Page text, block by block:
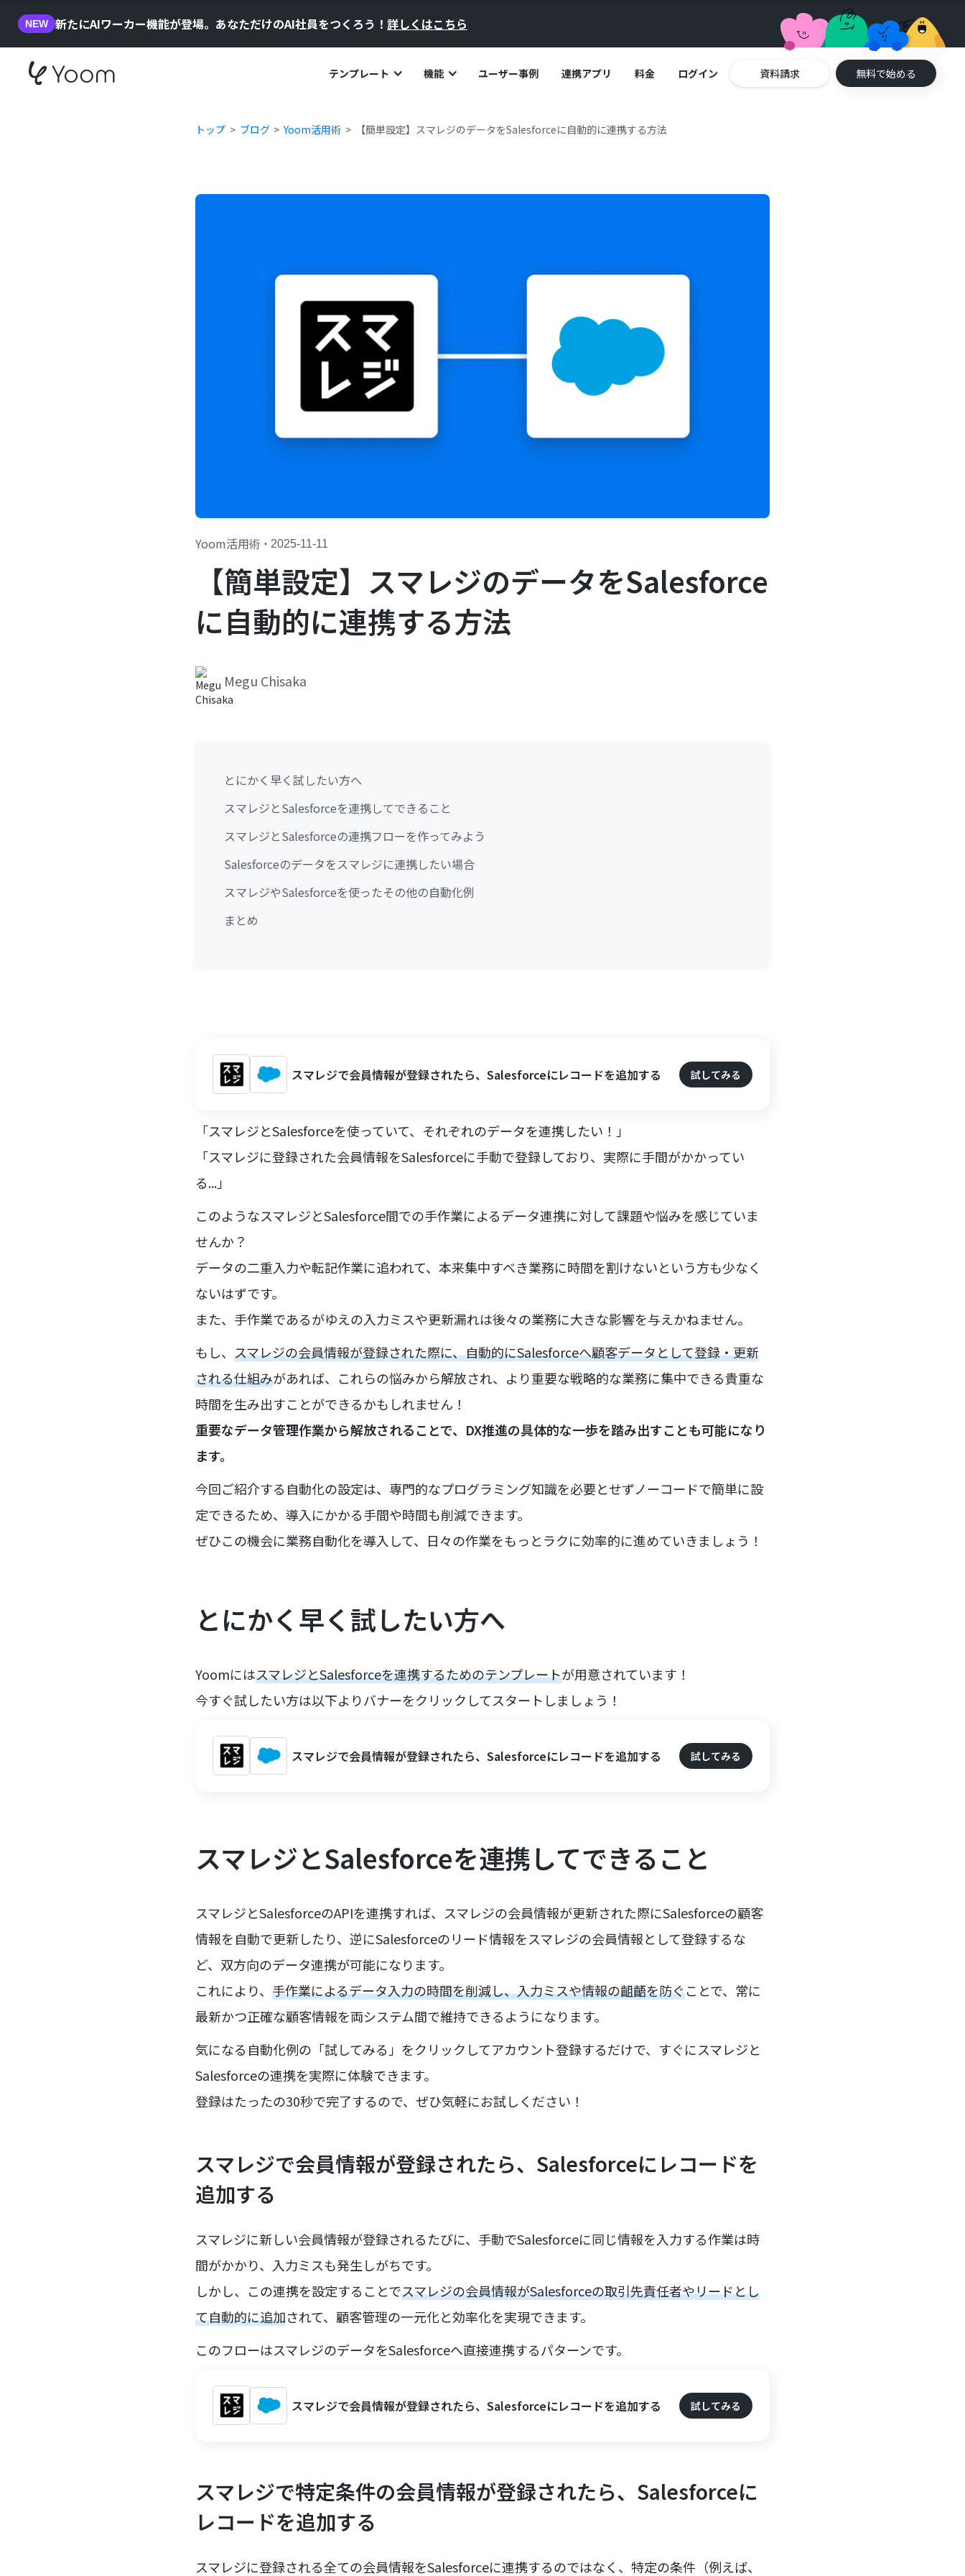
NEW 新たにAIワーカー機能が登場。あなただけのAI社員をつくろう！ 詳しくはこちら
テンプレート 機能 ユーザー事例 連携アプリ 料金 ログイン 資料請求 無料で始める
トップ ブログ Yoom活用術 【簡単設定】スマレジのデータをSalesforceに自動的に連携する方法
Yoom活用術 ・ 2025-11-11
【簡単設定】スマレジのデータをSalesforce
に自動的に連携する方法
Megu Chisaka
とにかく早く試したい方へ
スマレジとSalesforceを連携してできること
スマレジとSalesforceの連携フローを作ってみよう
Salesforceのデータをスマレジに連携したい場合
スマレジやSalesforceを使ったその他の自動化例
まとめ
スマレジで会員情報が登録されたら、Salesforceにレコードを追加する 試してみる
「スマレジとSalesforceを使っていて、それぞれのデータを連携したい！」
「スマレジに登録された会員情報をSalesforceに手動で登録しており、実際に手間がかかってい
る...」
このようなスマレジとSalesforce間での手作業によるデータ連携に対して課題や悩みを感じていま
せんか？
データの二重入力や転記作業に追われて、本来集中すべき業務に時間を割けないという方も少なく
ないはずです。
また、手作業であるがゆえの入力ミスや更新漏れは後々の業務に大きな影響を与えかねません。
もし、 スマレジの会員情報が登録された際に、自動的にSalesforceへ顧客データとして登録・更新
される仕組みがあれば、これらの悩みから解放され、より重要な戦略的な業務に集中できる貴重な
時間を生み出すことができるかもしれません！
重要なデータ管理作業から解放されることで、DX推進の具体的な一歩を踏み出すことも可能になり
ます。
今回ご紹介する自動化の設定は、専門的なプログラミング知識を必要とせずノーコードで簡単に設
定できるため、導入にかかる手間や時間も削減できます。
ぜひこの機会に業務自動化を導入して、日々の作業をもっとラクに効率的に進めていきましょう！
とにかく早く試したい方へ
YoomにはスマレジとSalesforceを連携するためのテンプレートが用意されています！
今すぐ試したい方は以下よりバナーをクリックしてスタートしましょう！
スマレジで会員情報が登録されたら、Salesforceにレコードを追加する 試してみる
スマレジとSalesforceを連携してできること
スマレジとSalesforceのAPIを連携すれば、スマレジの会員情報が更新された際にSalesforceの顧客
情報を自動で更新したり、逆にSalesforceのリード情報をスマレジの会員情報として登録するな
ど、双方向のデータ連携が可能になります。
これにより、 手作業によるデータ入力の時間を削減し、入力ミスや情報の齟齬を防ぐことで、常に
最新かつ正確な顧客情報を両システム間で維持できるようになります。
気になる自動化例の「試してみる」をクリックしてアカウント登録するだけで、すぐにスマレジと
Salesforceの連携を実際に体験できます。
登録はたったの30秒で完了するので、ぜひ気軽にお試しください！
スマレジで会員情報が登録されたら、Salesforceにレコードを
追加する
スマレジに新しい会員情報が登録されるたびに、手動でSalesforceに同じ情報を入力する作業は時
間がかかり、入力ミスも発生しがちです。
しかし、この連携を設定することでスマレジの会員情報がSalesforceの取引先責任者やリードとし
て自動的に追加されて、顧客管理の一元化と効率化を実現できます。
このフローはスマレジのデータをSalesforceへ直接連携するパターンです。
スマレジで会員情報が登録されたら、Salesforceにレコードを追加する 試してみる
スマレジで特定条件の会員情報が登録されたら、Salesforceに
レコードを追加する
スマレジに登録される全ての会員情報をSalesforceに連携するのではなく、特定の条件（例えば、